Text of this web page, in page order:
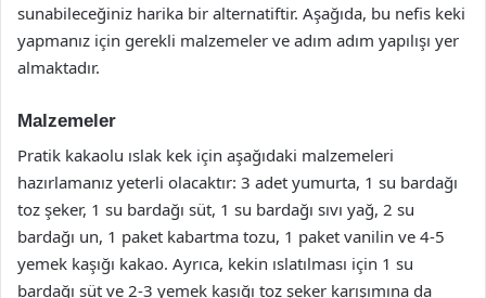
sunabileceğiniz harika bir alternatiftir. Aşağıda, bu nefis keki
yapmanız için gerekli malzemeler ve adım adım yapılışı yer
almaktadır.
Malzemeler
Pratik kakaolu ıslak kek için aşağıdaki malzemeleri
hazırlamanız yeterli olacaktır: 3 adet yumurta, 1 su bardağı
toz şeker, 1 su bardağı süt, 1 su bardağı sıvı yağ, 2 su
bardağı un, 1 paket kabartma tozu, 1 paket vanilin ve 4-5
yemek kaşığı kakao. Ayrıca, kekin ıslatılması için 1 su
bardağı süt ve 2-3 yemek kaşığı toz şeker karışımına da